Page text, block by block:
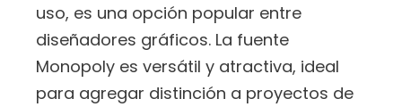
uso, es una opción popular entre
diseñadores gráficos. La fuente
Monopoly es versátil y atractiva, ideal
para agregar distinción a proyectos de